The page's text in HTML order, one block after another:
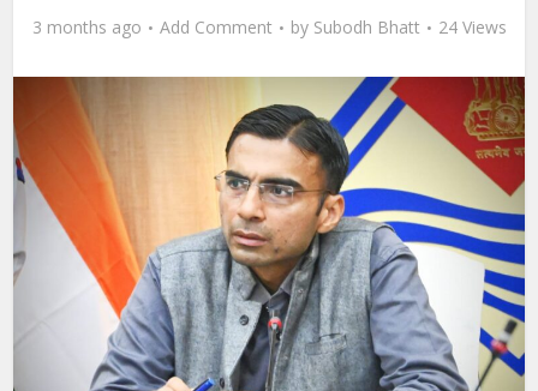
3 months ago Add Comment by Subodh Bhatt 24 Views